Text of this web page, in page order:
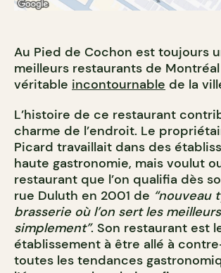
Au Pied de Cochon est toujours
meilleurs restaurants de
véritable incontournable de la
L’histoire de ce restaurant
charme de l’endroit. Le
Picard travaillait dans des
haute gastronomie, mais voulut
restaurant que l’on qualifia dès
rue Duluth en 2001 de “nouveau
brasserie où l’on sert les
simplement”. Son restaurant est
établissement à être allé à
toutes les tendances